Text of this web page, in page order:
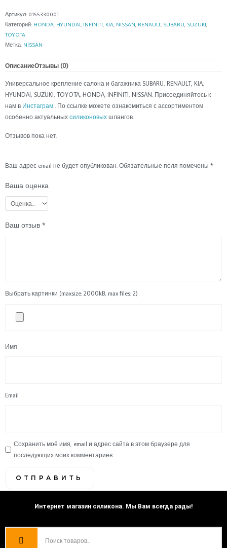
салона
и
Артикул: 0155330001
Категорий: HONDA, HYUNDAI, INFINITI, KIA, NISSAN, RENAULT, SUBARU, SUZUKI,
TOYOTA
Метка: NISSAN
ОписаниеОтзывы (0)
Универсальное крепление салона и багажника SUBARU, RENAULT, KIA,
HYUNDAI, SUZUKI, TOYOTA, HONDA, INFINITI, NISSAN. Присоединяйтесь к
нам в Инстаграм . По ссылке можете ознакомиться с ассортиментом
особенно актуальных силиконовых шлангов.
Отзывов пока нет.
Ваш адрес email не будет опубликован. Обязательные поля помечены *
Ваша оценка
Ваш отзыв *
Выбрать картинки (maxsize: 2000kB, max files: 2)
Имя
Email
Сохранить моё имя, email и адрес сайта в этом браузере для
последующих моих комментариев.
Интернет магазин силикона. Мы Вам всегда рады!